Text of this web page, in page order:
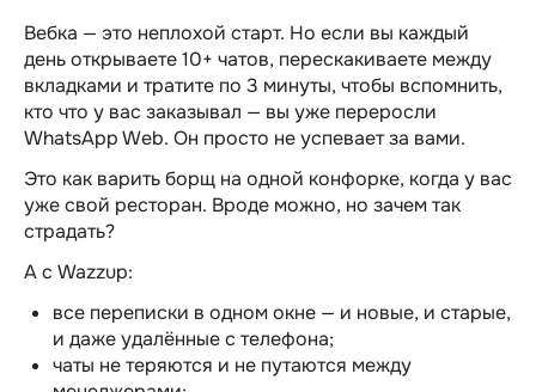
Вебка — это неплохой старт. Но если вы каждый
день открываете 10+ чатов, перескакиваете между
вкладками и тратите по 3 минуты, чтобы вспомнить,
кто что у вас заказывал — вы уже переросли
WhatsApp Web. Он просто не успевает за вами.
Это как варить борщ на одной конфорке, когда у вас
уже свой ресторан. Вроде можно, но зачем так
страдать?
А с Wazzup:
все переписки в одном окне — и новые, и старые,
и даже удалённые с телефона;
чаты не теряются и не путаются между